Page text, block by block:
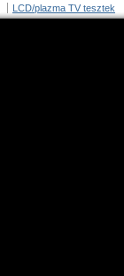
LCD/plazma TV tesztek